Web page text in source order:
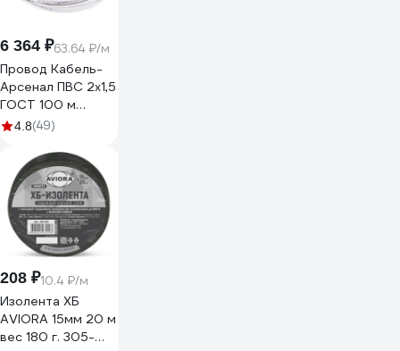
6 364 ₽63.64 ₽/м
Провод Кабель-
Арсенал ПВС 2х1,5
ГОСТ 100 м
KARS-51178
4.8(49)
208 ₽10.4 ₽/м
Изолента ХБ
AVIORA 15мм 20 м
вес 180 г. 305-